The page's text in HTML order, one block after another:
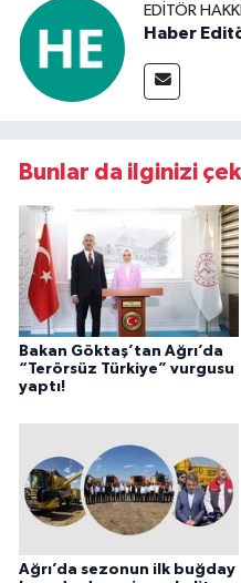
EDITÖR
Haber
Bunlar da ilginizi
Bakan Göktaş’tan Ağrı’da
“Terörsüz Türkiye” vurgusu
yaptı!
Ağrı’da sezonun ilk buğday